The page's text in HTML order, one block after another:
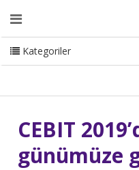
Ana Sayfa
Danışmanlık
ISC Turkey
CyberMag Logo
Kategoriler
CEBIT
günümüze